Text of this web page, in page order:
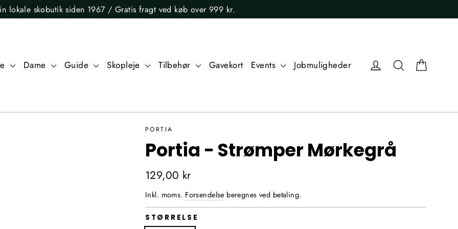
lokale skobutik siden 1967 / Gratis fragt ved køb over 999 kr.
Dame Guide Skopleje Tilbehør Gavekort Events Jobmuligheder Log ind Søg
PORTIA
Portia - Strømper Mørkegrå
Normalpris
129,00 kr
Inkl. moms. Forsendelse beregnes ved betaling.
STØRRELSE